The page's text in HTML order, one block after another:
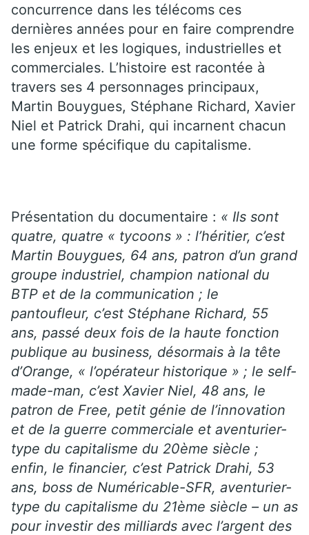
concurrence dans les télécoms ces
dernières années pour en faire comprendre
les enjeux et les logiques, industrielles et
commerciales. L’histoire est racontée à
travers ses 4 personnages principaux,
Martin Bouygues, Stéphane Richard, Xavier
Niel et Patrick Drahi, qui incarnent chacun
une forme spécifique du capitalisme.
Présentation du documentaire : « Ils sont
quatre, quatre « tycoons » : l’héritier, c’est
Martin Bouygues, 64 ans, patron d’un grand
groupe industriel, champion national du
BTP et de la communication ; le
pantoufleur, c’est Stéphane Richard, 55
ans, passé deux fois de la haute fonction
publique au business, désormais à la tête
d’Orange, « l’opérateur historique » ; le self-
made-man, c’est Xavier Niel, 48 ans, le
patron de Free, petit génie de l’innovation
et de la guerre commerciale et aventurier-
type du capitalisme du 20ème siècle ;
enfin, le financier, c’est Patrick Drahi, 53
ans, boss de Numéricable-SFR, aventurier-
type du capitalisme du 21ème siècle – un as
pour investir des milliards avec l’argent des